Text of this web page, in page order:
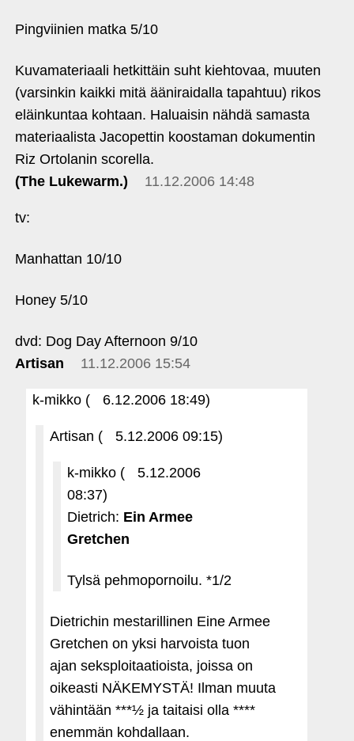
Pingviinien matka 5/10
Kuvamateriaali hetkittäin suht kiehtovaa, muuten
(varsinkin kaikki mitä ääniraidalla tapahtuu) rikos
eläinkuntaa kohtaan. Haluaisin nähdä samasta
materiaalista Jacopettin koostaman dokumentin
Riz Ortolanin scorella.
(The Lukewarm.)
11.12.2006 14:48
tv:
Manhattan 10/10
Honey 5/10
dvd: Dog Day Afternoon 9/10
Artisan
11.12.2006 15:54
k-mikko ( 6.12.2006 18:49)
Artisan ( 5.12.2006 09:15)
k-mikko (
5.12.2006
08:37)
Dietrich: Ein Armee
Gretchen
Tylsä pehmopornoilu. *1/2
Dietrichin mestarillinen Eine Armee
Gretchen on yksi harvoista tuon
ajan seksploitaatioista, joissa on
oikeasti NÄKEMYSTÄ! Ilman muuta
vähintään ***½ ja taitaisi olla ****
enemmän kohdallaan.